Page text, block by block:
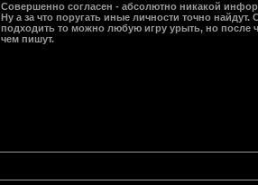
Совершенно согласен - абсолютно никакой
Ну а за что поругать иные личности точно
подходить то можно любую игру урыть, но после
чем пишут.